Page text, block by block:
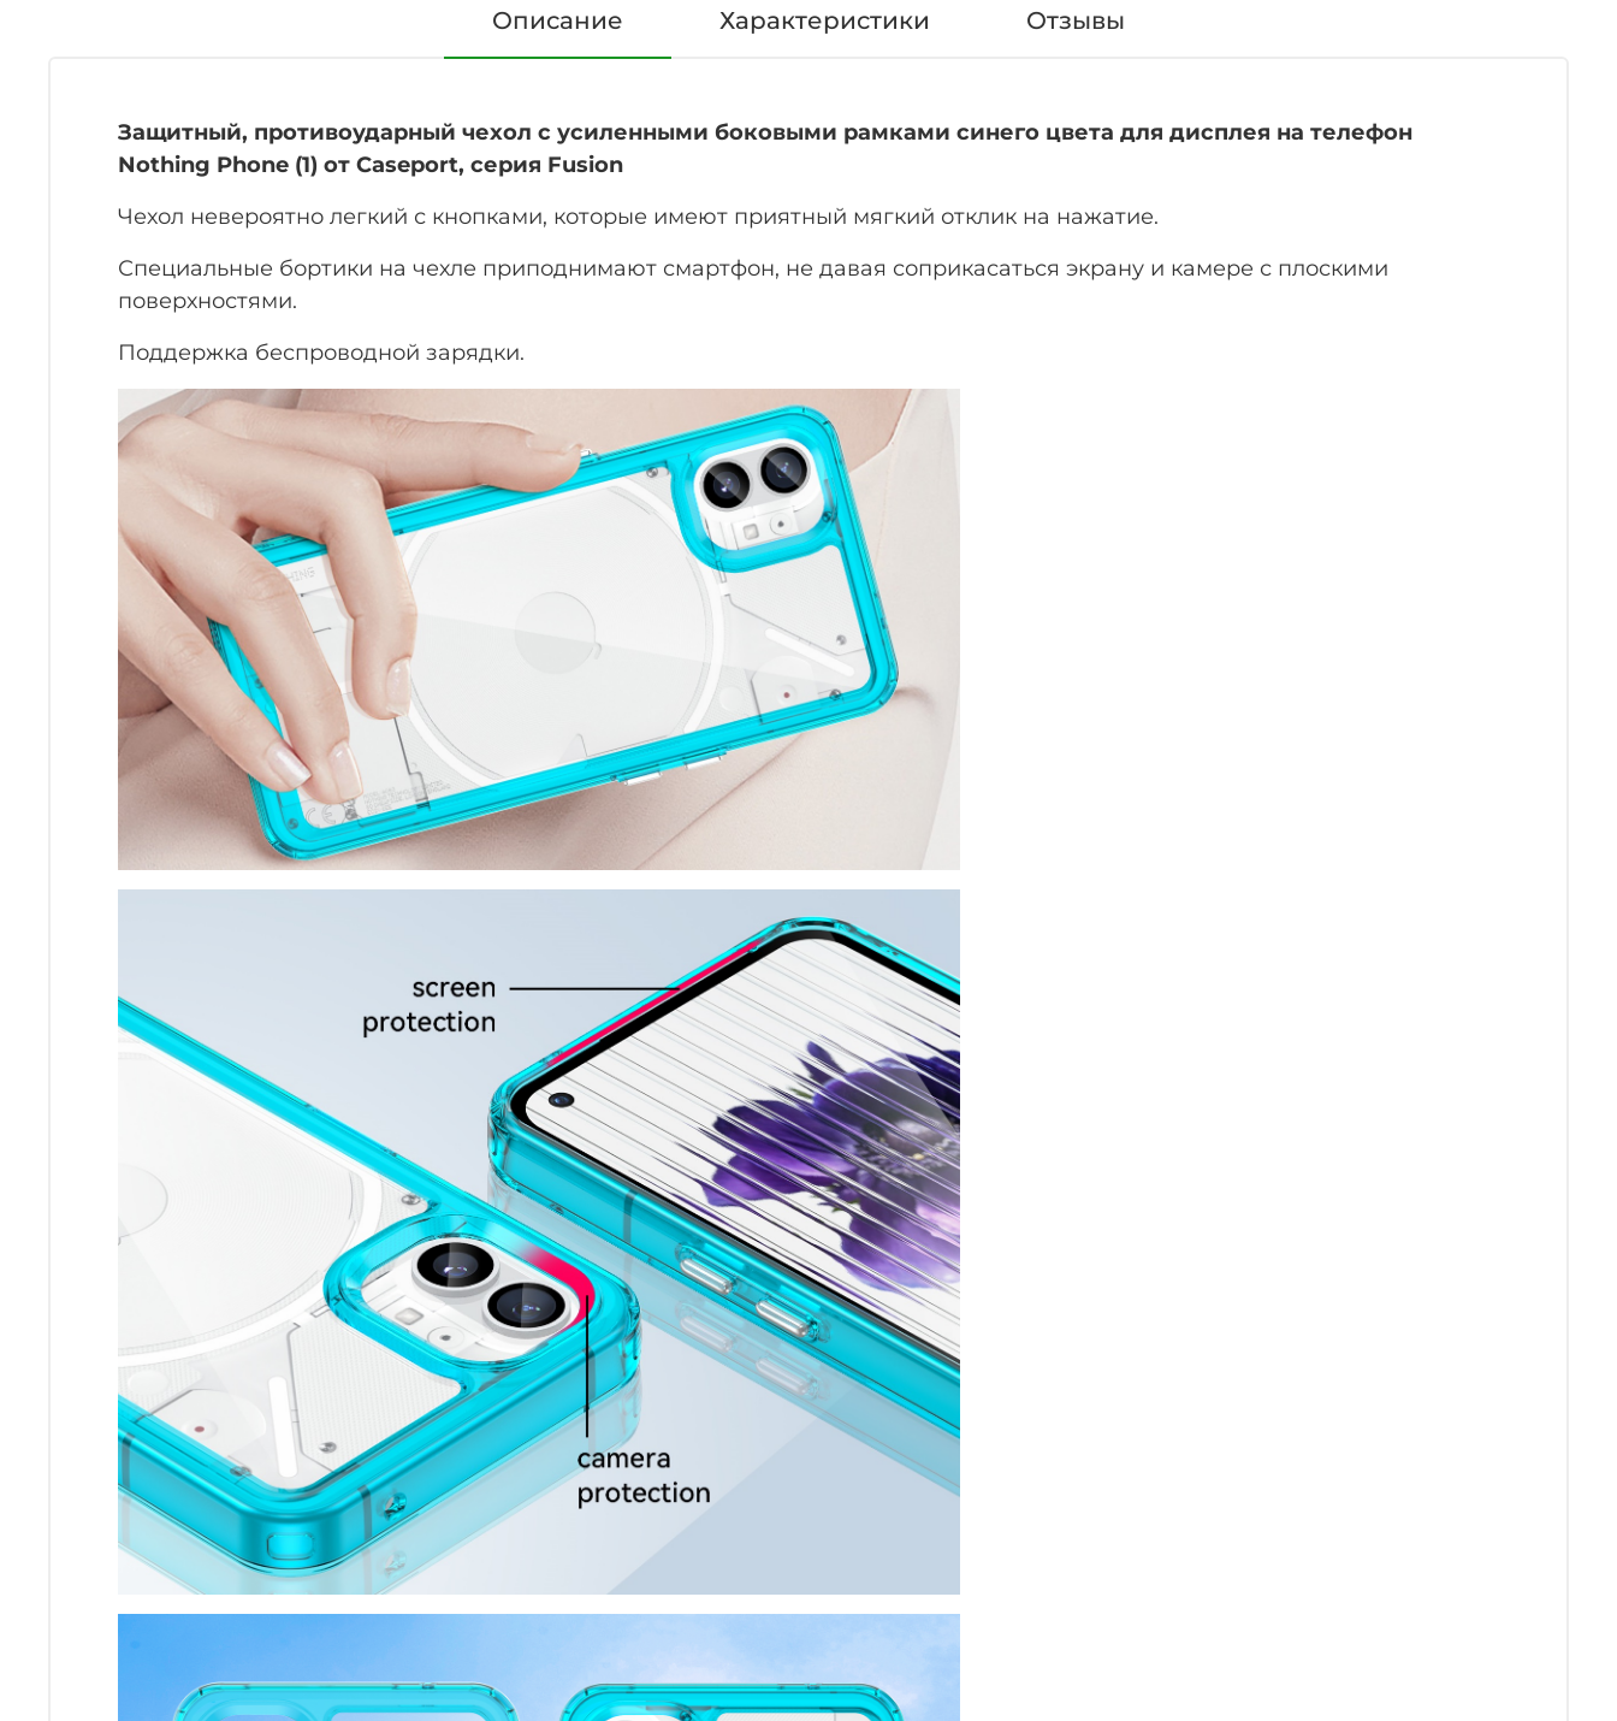
Описание Характеристики Отзывы
Защитный, противоударный чехол с усиленными боковыми рамками синего цвета для дисплея на телефон
Nothing Phone (1) от Caseport, серия Fusion
Чехол невероятно легкий с кнопками, которые имеют приятный мягкий отклик на нажатие.
Специальные бортики на чехле приподнимают смартфон, не давая соприкасаться экрану и камере с плоскими
поверхностями.
Поддержка беспроводной зарядки.